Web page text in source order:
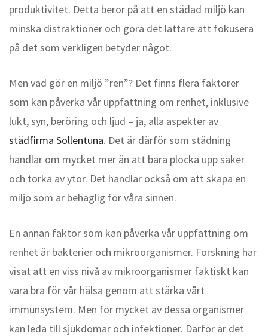
produktivitet. Detta beror på att en städad miljö kan
minska distraktioner och göra det lättare att fokusera
på det som verkligen betyder något.
Men vad gör en miljö ”ren”? Det finns flera faktorer
som kan påverka vår uppfattning om renhet, inklusive
lukt, syn, beröring och ljud – ja, alla aspekter av
städfirma Sollentuna. Det är därför som städning
handlar om mycket mer än att bara plocka upp saker
och torka av ytor. Det handlar också om att skapa en
miljö som är behaglig för våra sinnen.
En annan faktor som kan påverka vår uppfattning om
renhet är bakterier och mikroorganismer. Forskning har
visat att en viss nivå av mikroorganismer faktiskt kan
vara bra för vår hälsa genom att stärka vårt
immunsystem. Men för mycket av dessa organismer
kan leda till sjukdomar och infektioner. Därför är det